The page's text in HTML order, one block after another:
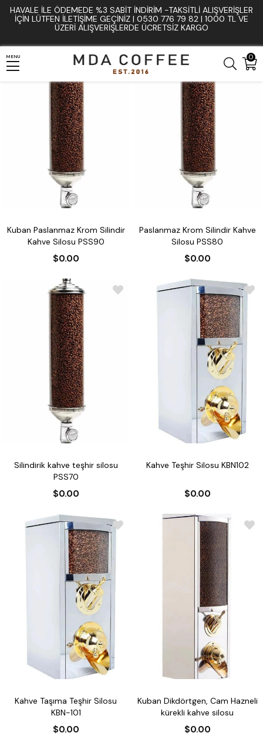
HAVALE İLE ÖDEMEDE %3 SABIT İNDIRIM -TAKSITLI ALIŞVERIŞLER
İÇIN LÜTFEN ILETIŞIME GEÇINIZ | 0530 776 79 82 | 1000 TL VE
ÜZERI ALIŞVERIŞLERDE ÜCRETSIZ KARGO
0
MENU
Anasayfa Kahve Kavurma Ekipmanları Kahve Siloları
Kuban Paslanmaz Krom Silindir
Kahve Silosu PSS90
$0.00
Paslanmaz Krom Silindir Kahve
Silosu PSS80
$0.00
Silindirik kahve teşhir silosu
PSS70
$0.00
Kahve Teşhir Silosu KBN102
$0.00
Kahve Taşıma Teşhir Silosu
KBN-101
$0.00
Kuban Dikdörtgen, Cam Hazneli
kürekli kahve silosu
$0.00